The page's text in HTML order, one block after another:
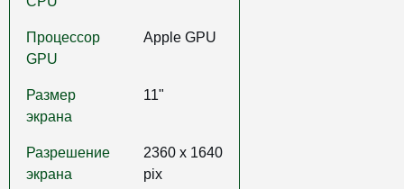
Процессор
GPU
Apple GPU
Размер
экрана
11"
Разрешение
экрана
2360 x 1640
pix